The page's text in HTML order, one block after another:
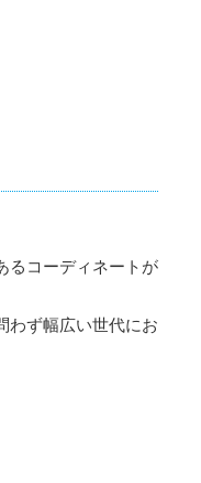
るコーディネートが
わず幅広い世代にお